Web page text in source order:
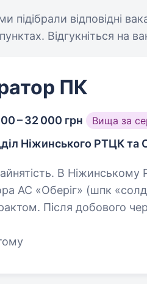
підібрали відповідні
Відгукніться на
ПК
– 32 000 грн Вища за
Ніжинського РТЦК та
РТЦК та СП вакантна посада
АС «Оберіг» (шпк
Після добового